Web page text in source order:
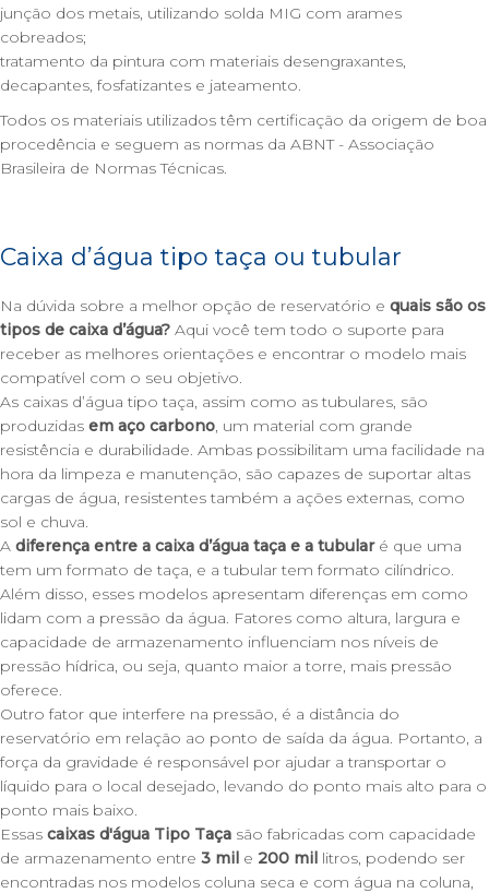
junção dos metais, utilizando solda MIG com arames
cobreados;
tratamento da pintura com materiais desengraxantes,
decapantes, fosfatizantes e jateamento.
Todos os materiais utilizados têm certificação da origem de boa
procedência e seguem as normas da ABNT - Associação
Brasileira de Normas Técnicas.
Caixa d’água tipo taça ou tubular
Na dúvida sobre a melhor opção de reservatório e quais são os
tipos de caixa d’água? Aqui você tem todo o suporte para
receber as melhores orientações e encontrar o modelo mais
compatível com o seu objetivo.
As caixas d’água tipo taça , assim como as tubulares, são
produzidas em aço carbono , um material com grande
resistência e durabilidade. Ambas possibilitam uma facilidade na
hora da limpeza e manutenção, são capazes de suportar altas
cargas de água, resistentes também a ações externas, como
sol e chuva.
A diferença entre a caixa d’água taça e a tubularé que uma
tem um formato de taça, e a tubular tem formato cilíndrico.
Além disso, esses modelos apresentam diferenças em como
lidam com a pressão da água. Fatores como altura, largura e
capacidade de armazenamento influenciam nos níveis de
pressão hídrica, ou seja, quanto maior a torre, mais pressão
oferece.
Outro fator que interfere na pressão, é a distância do
reservatório em relação ao ponto de saída da água. Portanto, a
força da gravidade é responsável por ajudar a transportar o
líquido para o local desejado, levando do ponto mais alto para o
ponto mais baixo.
Essas caixas d'água Tipo Taça são fabricadas com capacidade
de armazenamento entre 3 mil e 200 mil litros, podendo ser
encontradas nos modelos coluna seca e com água na coluna,